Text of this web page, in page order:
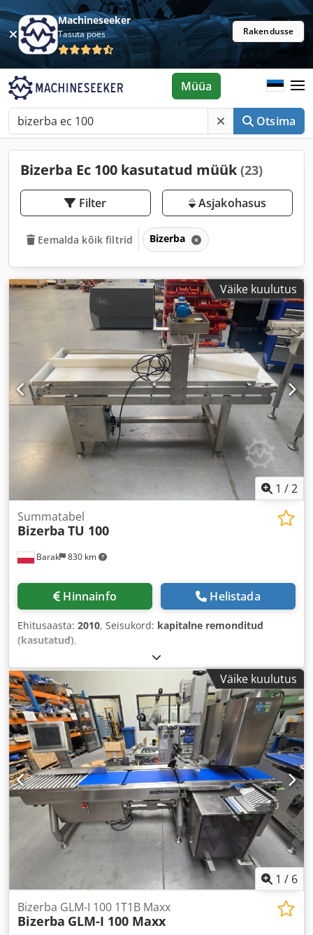
Machineseeker
Tasuta poes Rakendusse
Otsima
Müüa
Bizerba Ec 100 kasutatud müük (23)
Filter Asjakohasus
Eemalda kõik filtrid Bizerba
Väike kuulutus
1 /2
Barak 830 km
Summatabel
Bizerba TU 100
Hinnainfo Helistada
Ehitusaasta: 2010, Seisukord: kapitalne remonditud
(kasutatud),
Väike kuulutus
1 / 6
Bizerba GLM-I 100 1T1B Maxx
Bizerba GLM-I 100 Maxx